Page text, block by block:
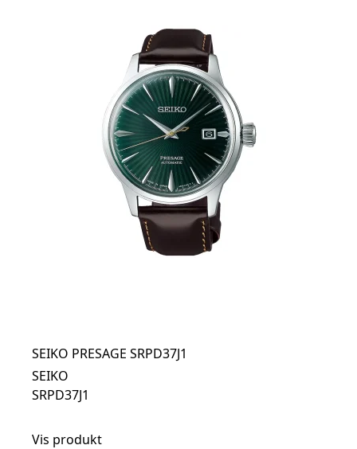
SEIKO PRESAGE SRPD37J1
SEIKO
SRPD37J1
Vis produkt